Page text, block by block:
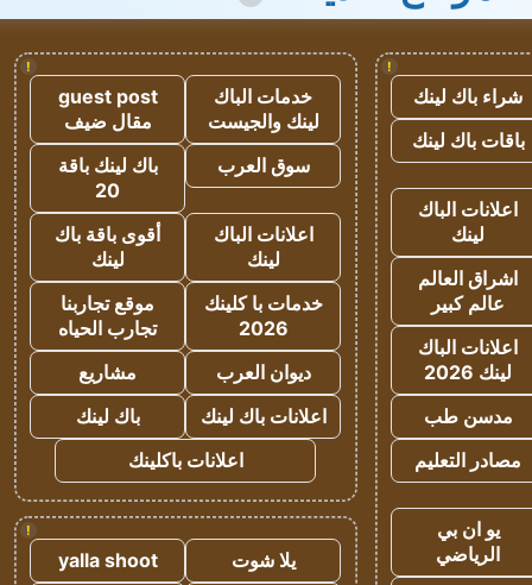
!
شراء باك لينك
باقات باك لينك
اعلانات الباك
لينك
اشراق العالم
عالم كبير
اعلانات الباك
لينك 2026
مدسن طب
مصادر التعليم
يو ان بي
الرياضي
!
خدمات الباك
لينك والجيست
guest post
مقال ضيف
سوق العرب
باك لينك باقة
20
اعلانات الباك
لينك
أقوى باقة باك
لينك
خدمات با كلينك
2026
موقع تجاربنا
تجارب الحياه
ديوان العرب
مشاريع
اعلانات باك لينك
باك لينك
اعلانات باكلينك
!
يلا شوت
yalla shoot